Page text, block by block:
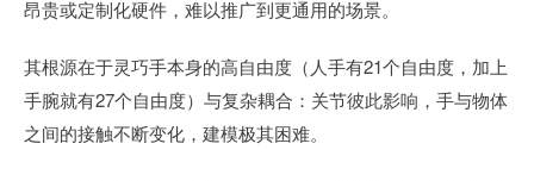
昂贵或定制化硬件，难以推广到更通用的场景。
其根源在于灵巧手本身的高自由度（人手有21个自由度，加上
手腕就有27个自由度）与复杂耦合：关节彼此影响，手与物体
之间的接触不断变化，建模极其困难。